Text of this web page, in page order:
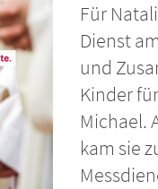
Für
Dienst
und
Kinder
Michael.
kam sie